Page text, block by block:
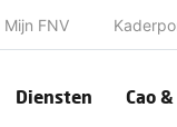
Mijn FNV
Diensten Cao